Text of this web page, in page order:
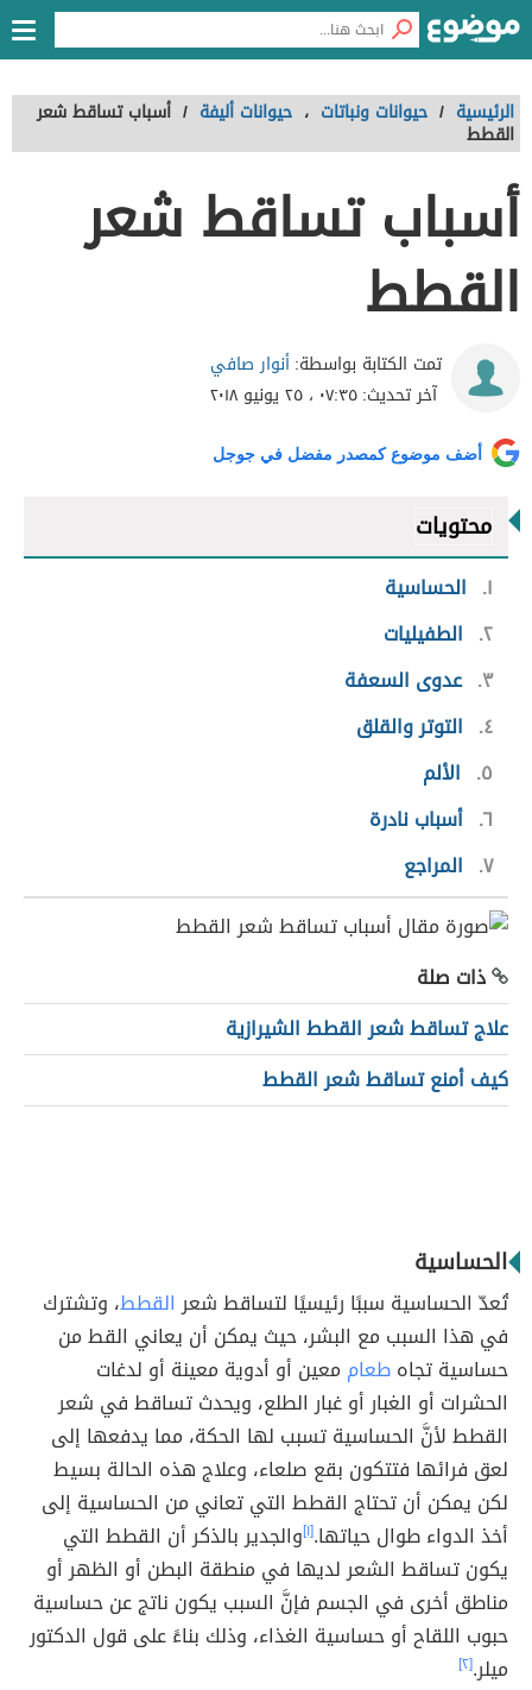
الرئيسية / حيوانات ونباتات ، حيوانات أليفة / أسباب تساقط شعر
القطط
أسباب تساقط شعر
القطط
تمت الكتابة بواسطة:أنوار صافي
آخر تحديث:٠٧:٣٥ ، ٢٥ يونيو ٢٠١٨
أضف موضوع كمصدر مفضل في جوجل
محتويات
١
الحساسية
٢ الطفيليات
٣ عدوى السعفة
٤
التوتر والقلق
٥
الألم
٦ أسباب نادرة
٧ المراجع
ذات صلة
علاج تساقط شعر القطط الشيرازية
كيف أمنع تساقط شعر القطط
الحساسية
تُعدّ الحساسية سببًا رئيسيًا لتساقط شعرالقطط، وتشترك
في هذا السبب مع البشر، حيث يمكن أن يعاني القط من
حساسية تجاهطعام معين أو أدوية معينة أو لدغات
الحشرات أو الغبار أو غبار الطلع، ويحدث تساقط في شعر
القطط لأنَّ الحساسية تسبب لها الحكة، مما يدفعها إلى
لعق فرائها فتتكون بقع صلعاء، وعلاج هذه الحالة بسيط
لكن يمكن أن تحتاج القطط التي تعاني من الحساسية إلى
أخذ الدواء طوال حياتها.[١] والجدير بالذكر أن القطط التي
يكون تساقط الشعر لديها في منطقة البطن أو الظهر أو
مناطق أخرى في الجسم فإنَّ السبب يكون ناتج عن حساسية
حبوب اللقاح أو حساسية الغذاء، وذلك بناءً على قول الدكتور
ميلر.[٢]